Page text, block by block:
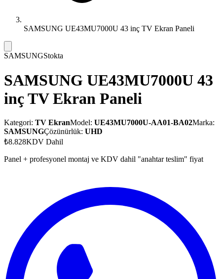
SAMSUNG UE43MU7000U 43 inç TV Ekran Paneli
SAMSUNGStokta
SAMSUNG UE43MU7000U 43
inç TV Ekran Paneli
Kategori: TV EkranModel: UE43MU7000U-AA01-BA02Marka:
SAMSUNGÇözünürlük: UHD
₺8.828KDV Dahil
Panel + profesyonel montaj ve KDV dahil "anahtar teslim" fiyat